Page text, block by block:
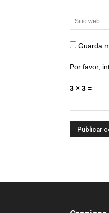
Guarda
Por favor,
3 × 3 =